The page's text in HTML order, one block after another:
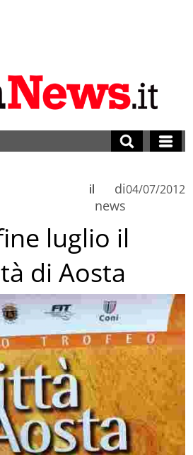
di
news
il 04/07/2012
luglio il
di Aosta